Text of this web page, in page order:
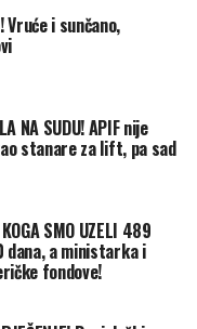
sudijama
Semjuel Alito
nisu se složile
su osporavali
tako široko štiti
u SAD.
Trampova uredba
zasnovao na
obrazloženju
Vruće i sunčano,
NA SUDU! APIF nije
stanare za lift, pa sad
SMO UZELI 489
dana, a ministarka i
fondove!